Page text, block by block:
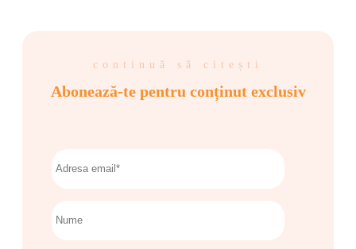
continuă să citești
Abonează-te pentru conținut exclusiv